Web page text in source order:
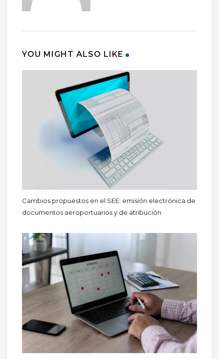
YOU MIGHT ALSO LIKE
Cambios propuestos en el SEE: emisión electrónica de
documentos aeroportuarios y de atribución